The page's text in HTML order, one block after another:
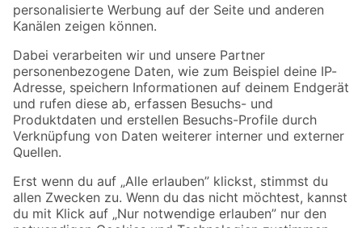
Folge uns
Zahlungsarten Versandarten
Sicher einkaufen
Jetzt die toom-App herunterladen